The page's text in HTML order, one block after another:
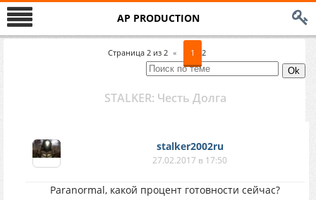
AP PRODUCTION
Страница 2 из 2 « 1 2
STALKER: Честь Долга
stalker2002ru
27.02.2017 в 17:50
Paranormal, какой процент готовности сейчас?